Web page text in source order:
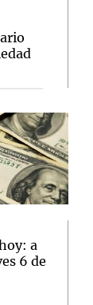
a
6 de